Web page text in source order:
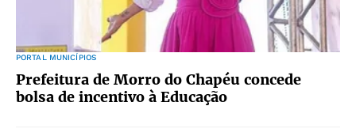
PORTAL MUNICÍPIOS
Prefeitura de Morro do Chapéu concede
bolsa de incentivo à Educação